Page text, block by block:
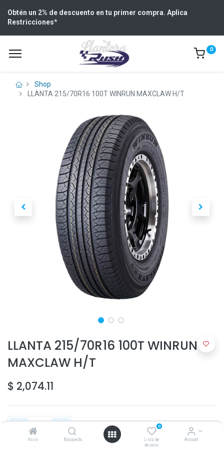
Inicio Búsqueda
0
Lista de
deseos
Account
Obtén un 2% de descuento en tu primer compra. Aplica
Restricciones*
0
Shop
LLANTA 215/70R16 100T WINRUN MAXCLAW H/T
LLANTA 215/70R16 100T WINRUN
MAXCLAW H/T
$ 2,074.11